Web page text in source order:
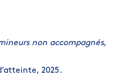
non accompagnés,
2025.